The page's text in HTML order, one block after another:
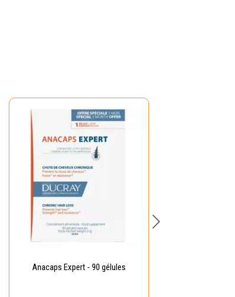
Anacaps Expert - 90 gélules